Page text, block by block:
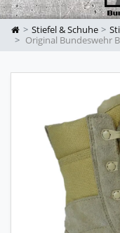
Stiefel & Schuhe
Original Bundeswehr